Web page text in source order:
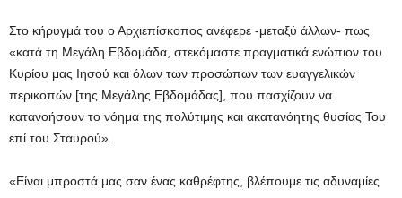
Στο κήρυγμά του ο Αρχιεπίσκοπος ανέφερε -μεταξύ άλλων- πως
«κατά τη Μεγάλη Εβδομάδα, στεκόμαστε πραγματικά ενώπιον του
Κυρίου μας Ιησού και όλων των προσώπων των ευαγγελικών
περικοπών [της Μεγάλης Εβδομάδας], που πασχίζουν να
κατανοήσουν το νόημα της πολύτιμης και ακατανόητης θυσίας Του
επί του Σταυρού».
«Είναι μπροστά μας σαν ένας καθρέφτης, βλέπουμε τις αδυναμίες